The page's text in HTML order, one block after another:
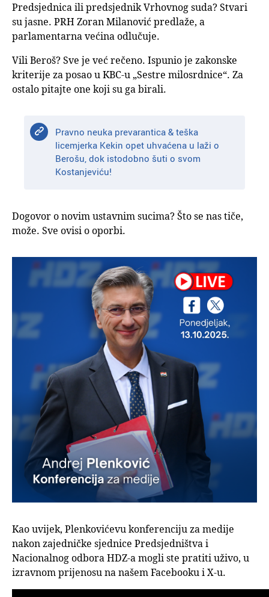
Predsjednica ili predsjednik Vrhovnog suda? Stvari
su jasne. PRH Zoran Milanović predlaže, a
parlamentarna većina odlučuje.
Vili Beroš? Sve je već rečeno. Ispunio je zakonske
kriterije za posao u KBC-u „Sestre milosrdnice“. Za
ostalo pitajte one koji su ga birali.
Pravno neuka prevarantica & teška
licemjerka Kekin opet uhvaćena u laži o
Berošu, dok istodobno šuti o svom
Kostanjeviću!
Dogovor o novim ustavnim sucima? Što se nas tiče,
može. Sve ovisi o oporbi.
Kao uvijek, Plenkovićevu konferenciju za medije
nakon zajedničke sjednice Predsjedništva i
Nacionalnog odbora HDZ-a mogli ste pratiti uživo, u
izravnom prijenosu na našem Facebooku i X-u.